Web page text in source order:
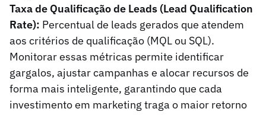
Taxa de Qualificação de Leads (Lead Qualification
Rate): Percentual de leads gerados que atendem
aos critérios de qualificação (MQL ou SQL).
Monitorar essas métricas permite identificar
gargalos, ajustar campanhas e alocar recursos de
forma mais inteligente, garantindo que cada
investimento em marketing traga o maior retorno